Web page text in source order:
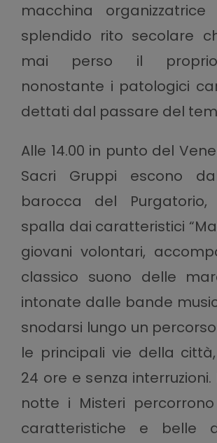
macchina
splendido rito secolare
mai perso il
nonostante i patologici
dettati dal passare del
Alle 14.00 in punto del
Sacri Gruppi escono
barocca del
spalla dai caratteristici
giovani volontari,
classico suono delle
intonate dalle bande
snodarsi lungo un
le principali vie della
24 ore e senza
notte i Misteri
caratteristiche e belle